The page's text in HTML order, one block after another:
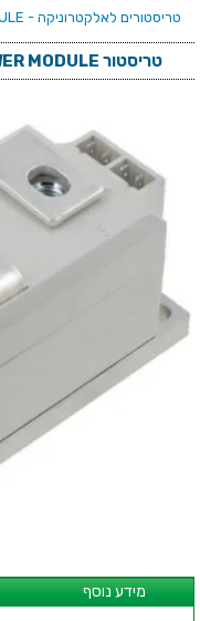
טריסטורים לאלקטרוניקה - POWER MODULE
טריסטור 250A 1600V - IGT 200MA - POWER MODULE
מידע נוסף